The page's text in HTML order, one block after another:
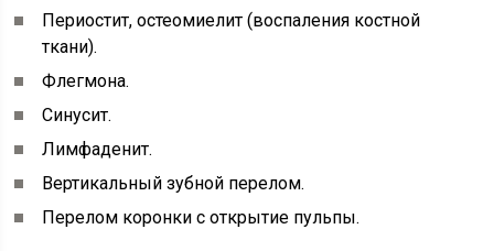
Периостит, остеомиелит (воспаления костной
ткани).
Флегмона.
Синусит.
Лимфаденит.
Вертикальный зубной перелом.
Перелом коронки с открытие пульпы.